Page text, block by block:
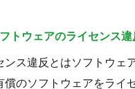
トウェアのライセンス
ンス違反とはソフトウェ
償のソフトウェアをライ